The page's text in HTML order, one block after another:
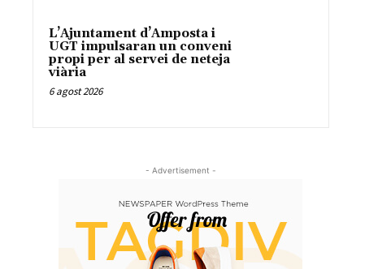
L’Ajuntament d’Amposta i
UGT impulsaran un conveni
propi per al servei de neteja
viària
6 agost 2026
- Advertisement -